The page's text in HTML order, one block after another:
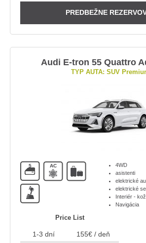
PREDBEŽNE
Audi E-tron 55 Quattro
TYP AUTA: SUV
5 AC
A
4WD
asistenti
elektrické
elektrické
Interiér -
Navigácia
Price List
1-3 dní
155€ / deň